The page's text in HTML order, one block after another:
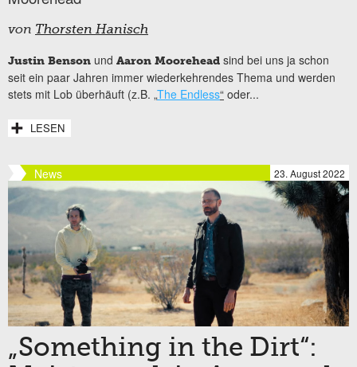
von Thorsten Hanisch
Justin Benson und Aaron Moorehead sind bei uns ja schon
seit ein paar Jahren immer wiederkehrendes Thema und werden
stets mit Lob überhäuft (z.B. „The Endless“ oder...
LESEN
News 23. August 2022
„Something in the Dirt“: